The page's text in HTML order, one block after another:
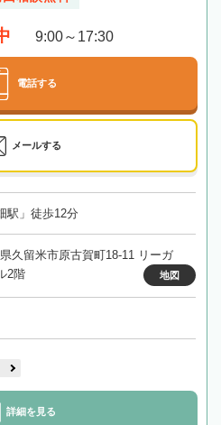
9:00～17:30
電話する
メールする
駅」徒歩12分
久留米市原古賀町18-11 リーガ
2階
地図
詳細を見る